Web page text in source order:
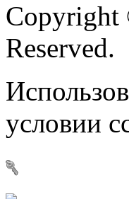
Copyright
Reserved.
условии